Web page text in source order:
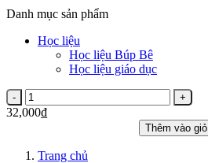
Danh mục sản phẩm
Học liệu
Học liệu Búp Bê
Học liệu giáo dục
32,000₫
Thêm vào giỏ
Trang chủ